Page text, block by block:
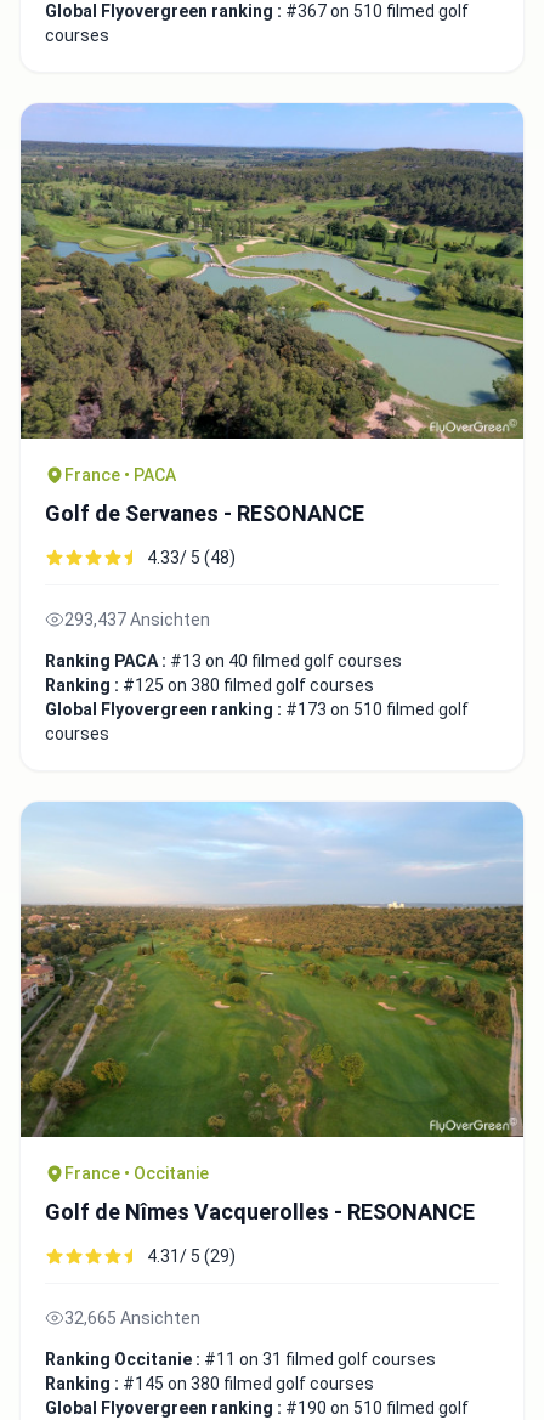
Global Flyovergreen ranking : #367 on 510 filmed golf
courses
France • PACA
Golf de Servanes - RESONANCE
4.33/ 5 (48)
293,437 Ansichten
Ranking PACA : #13 on 40 filmed golf courses
Ranking : #125 on 380 filmed golf courses
Global Flyovergreen ranking : #173 on 510 filmed golf
courses
France • Occitanie
Golf de Nîmes Vacquerolles - RESONANCE
4.31/ 5 (29)
32,665 Ansichten
Ranking Occitanie : #11 on 31 filmed golf courses
Ranking : #145 on 380 filmed golf courses
Global Flyovergreen ranking : #190 on 510 filmed golf